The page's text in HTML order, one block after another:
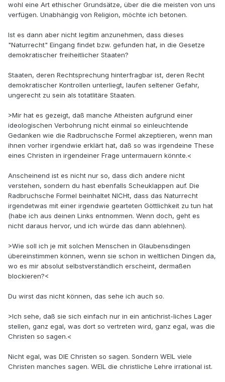
wohl eine Art ethischer Grundsätze, über die die meisten von uns
verfügen. Unabhängig von Religion, möchte ich betonen.
Ist es dann aber nicht legitim anzunehmen, dass dieses
"Naturrecht" Eingang findet bzw. gefunden hat, in die Gesetze
demokratischer freiheitlicher Staaten?
Staaten, deren Rechtsprechung hinterfragbar ist, deren Recht
demokratischer Kontrollen unterliegt, laufen seltener Gefahr,
ungerecht zu sein als totatlitäre Staaten.
>Mir hat es gezeigt, daß manche Atheisten aufgrund einer
ideologischen Verbohrung nicht einmal so einleuchtende
Gedanken wie die Radbruchsche Formel akzeptieren, wenn man
ihnen vorher irgendwie erklärt hat, daß so was irgendeine These
eines Christen in irgendeiner Frage untermauern könnte.<
Anscheinend ist es nicht nur so, dass dich andere nicht
verstehen, sondern du hast ebenfalls Scheuklappen auf. Die
Radbruchsche Formel beinhaltet NICHt, dass das Naturrecht
irgendetwas mit einer irgendwie gearteten Göttlichkeit zu tun hat
(habe ich aus deinen Links entnommen. Wenn doch, geht es
nicht daraus hervor, und ich würde das dann ablehnen).
>Wie soll ich je mit solchen Menschen in Glaubensdingen
übereinstimmen können, wenn sie schon in weltlichen Dingen da,
wo es mir absolut selbstverständlich erscheint, dermaßen
blockieren?<
Du wirst das nicht können, das sehe ich auch so.
>Ich sehe, daß sie sich einfach nur in ein antichrist-liches Lager
stellen, ganz egal, was dort so vertreten wird, ganz egal, was die
Christen so sagen.<
Nicht egal, was DIE Christen so sagen. Sondern WEIL viele
Christen manches sagen. WEIL die christliche Lehre irrational ist.